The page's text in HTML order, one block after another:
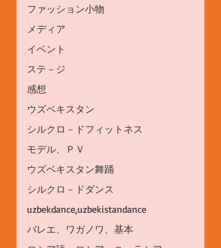
ファッション小物
メディア
イベント
ステ－ジ
感想
ウズベキスタン
シルクロ－ドフィットネス
モデル、ＰＶ
ウズベキスタン舞踊
シルクロ－ドダンス
uzbekdance,uzbekistandance
バレエ、ワガノワ、基本